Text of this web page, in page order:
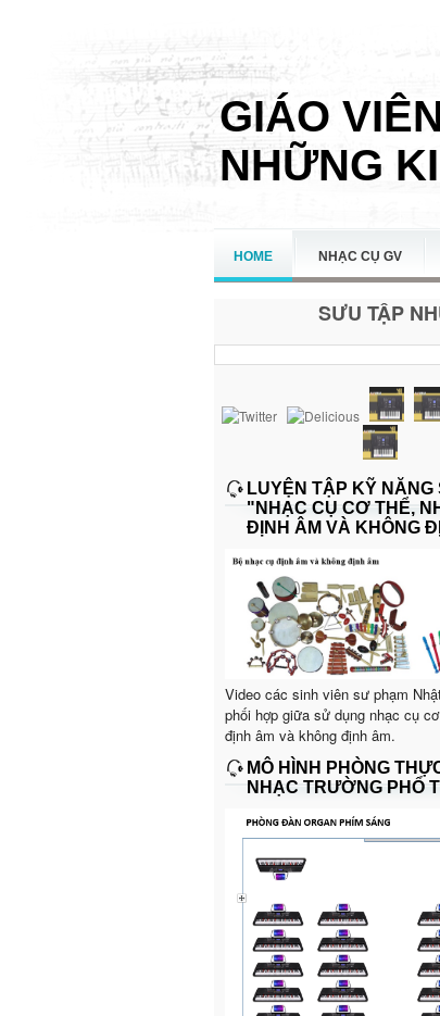
GIÁO
NHỮNG
HOME NHẠC CỤ GV
SƯU TẬP
LUYỆN TẬP KỸ NĂNG
"NHẠC CỤ CƠ THỂ,
ĐỊNH ÂM VÀ KHÔNG
Video các sinh viên sư phạm
phối hợp giữa sử dụng nhạc cụ
định âm và không định âm.
MÔ HÌNH PHÒNG
NHẠC TRƯỜNG PHỔ